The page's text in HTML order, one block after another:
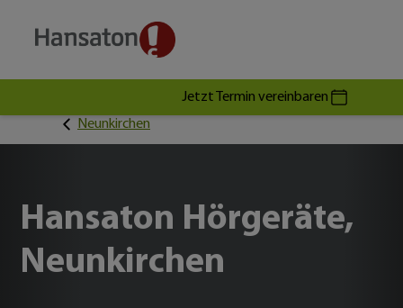
Jetzt Termin vereinbaren
Neunkirchen
Hansaton Hörgeräte,
Neunkirchen